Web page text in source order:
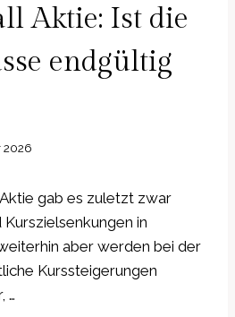
Aktie: Ist die
endgültig
2026
gab es zuletzt zwar
in
aber werden bei der
Kurssteigerungen
…